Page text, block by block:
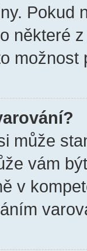
Pokud
některé
může
vám
v